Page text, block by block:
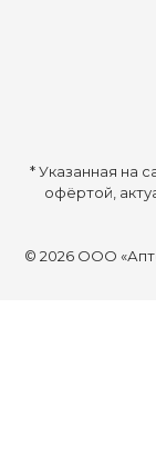
* Указанная на
офёртой,
© 2026 ООО